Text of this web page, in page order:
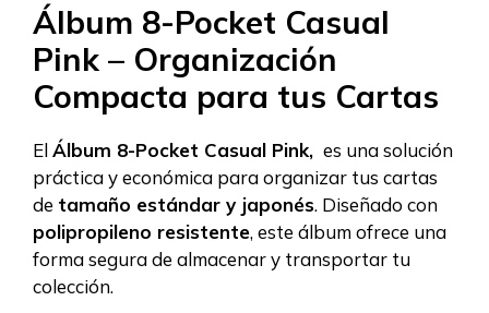
Álbum 8-Pocket Casual
Pink – Organización
Compacta para tus Cartas
ElÁlbum 8-Pocket Casual Pink, es una solución
práctica y económica para organizar tus cartas
de tamaño estándar y japonés. Diseñado con
polipropileno resistente, este álbum ofrece una
forma segura de almacenar y transportar tu
colección.